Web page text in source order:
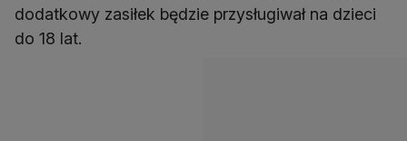
dodatkowy zasiłek będzie przysługiwał na dzieci
do 18 lat.